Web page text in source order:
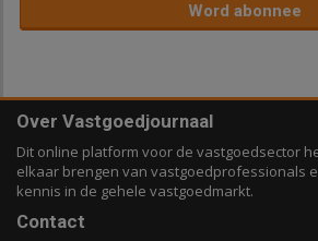
Word abonnee
Over Vastgoedjournaal
Dit online platform voor de vastgoedsector
elkaar brengen van vastgoedprofessionals
kennis in de gehele vastgoedmarkt.
Contact